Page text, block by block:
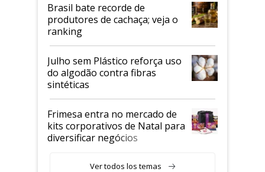
Brasil bate recorde de
produtores de cachaça; veja o
ranking
Julho sem Plástico reforça uso
do algodão contra fibras
sintéticas
Frimesa entra no mercado de
kits corporativos de Natal para
diversificar negócios
Ver todos los temas